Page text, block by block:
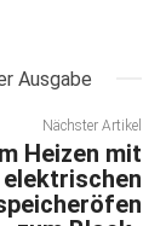
Ausgabe
Nächster Artikel
Heizen mit
elektrischen